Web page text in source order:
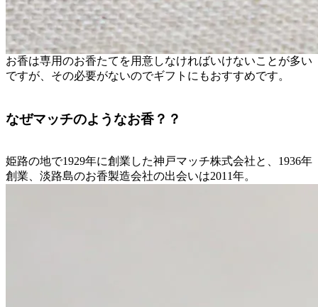
お香は専用のお香たてを用意しなければいけないことが多い
ですが、その必要がないのでギフトにもおすすめです。
なぜマッチのようなお香？？
姫路の地で1929年に創業した神戸マッチ株式会社と、1936年
創業、淡路島のお香製造会社の出会いは2011年。